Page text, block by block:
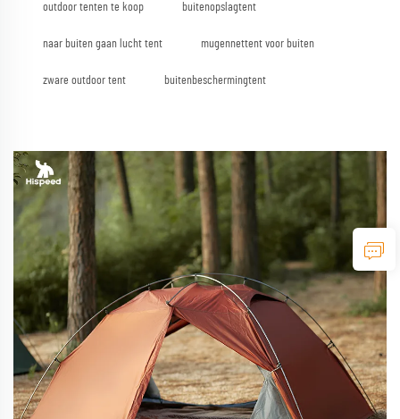
outdoor tenten te koop buitenopslagtent
naar buiten gaan lucht tent mugennettent voor buiten
zware outdoor tent buitenbeschermingtent